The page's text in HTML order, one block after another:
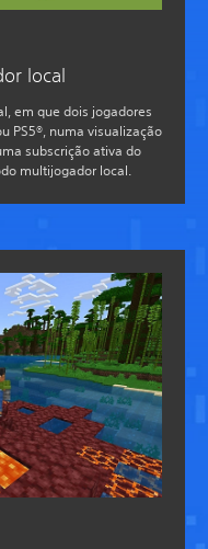
local
em que dois jogadores
PS5®, numa visualização
subscrição ativa do
multijogador local.